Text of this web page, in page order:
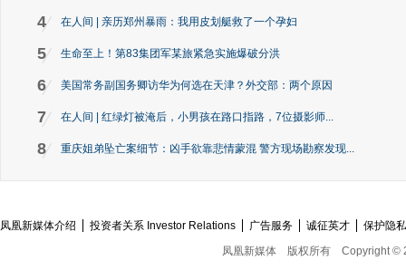
4 在人间 | 亲历郑州暴雨：我用皮划艇救了一个孕妇
5 生命至上！第83集团军某旅紧急实施爆破分洪
6 美国常务副国务卿访华为何选在天津？外交部：两个原因
7 在人间 | 红绿灯被淹后，小男孩在路口指路，7位摄影师...
8 重庆姐弟坠亡案细节：凶手欲靠悲情蒙混 警方现场勘察发现...
凤凰新媒体介绍 投资者关系 Investor Relations 广告服务 诚征英才
保护隐
凤凰新媒体
版权所有 Copyright ©